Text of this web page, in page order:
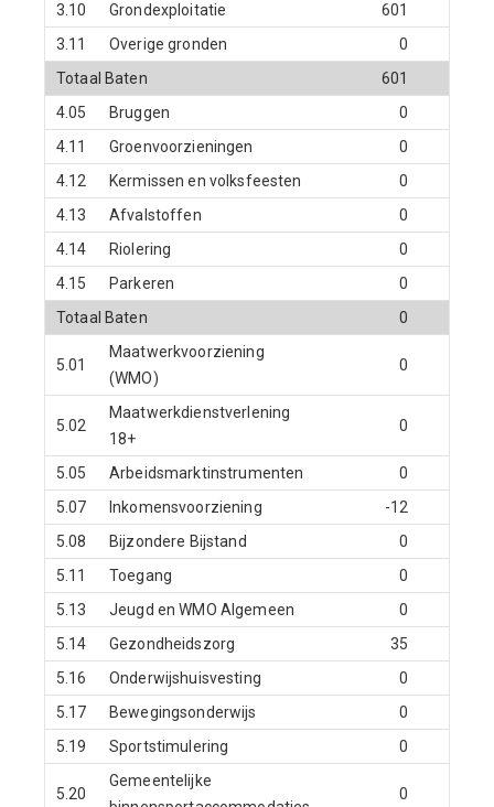
3.10 Grondexploitatie 601
3.11
Overige gronden 0
Totaal Baten
601
4.05
Bruggen 0
4.11
Groenvoorzieningen 0
4.12
Kermissen en volksfeesten 0
4.13
Afvalstoffen 0
4.14
Riolering 0
4.15
Parkeren 0
Totaal Baten
0
5.01
Maatwerkvoorziening
(WMO)
0
5.02
Maatwerkdienstverlening
18+
0
5.05 Arbeidsmarktinstrumenten 0
5.07
Inkomensvoorziening -12
5.08
Bijzondere Bijstand 0
5.11
Toegang 0
5.13
Jeugd en WMO Algemeen 0
5.14
Gezondheidszorg 35
5.16
Onderwijshuisvesting 0
5.17
Bewegingsonderwijs 0
5.19
Sportstimulering 0
5.20
Gemeentelijke
0